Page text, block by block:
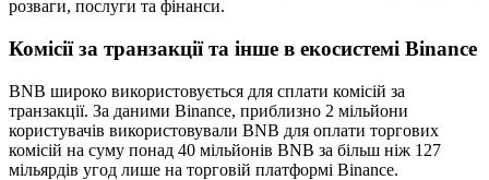
розваги, послуги та фінанси.
Комісії за транзакції та інше в екосистемі Binance
BNB широко використовується для сплати комісій за
транзакції. За даними Binance, приблизно 2 мільйони
користувачів використовували BNB для оплати торгових
комісій на суму понад 40 мільйонів BNB за більш ніж 127
мільярдів угод лише на торговій платформі Binance.